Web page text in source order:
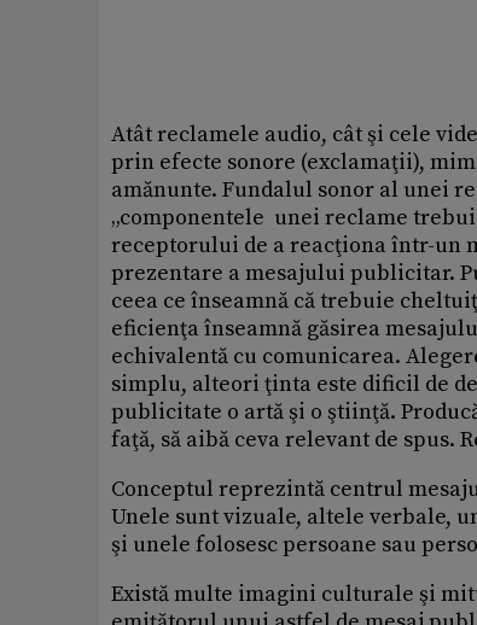
Atât reclamele audio, cât şi cele
prin efecte sonore (exclamaţii),
amănunte. Fundalul sonor al unei
„componentele unei reclame
receptorului de a reacţiona într-un
prezentare a mesajului publicitar.
ceea ce înseamnă că trebuie
eficienţa înseamnă găsirea
echivalentă cu comunicarea.
simplu, alteori ţinta este dificil de
publicitate o artă şi o ştiinţă.
faţă, să aibă ceva relevant de spus.
Conceptul reprezintă centrul
Unele sunt vizuale, altele verbale,
şi unele folosesc persoane sau
Există multe imagini culturale şi